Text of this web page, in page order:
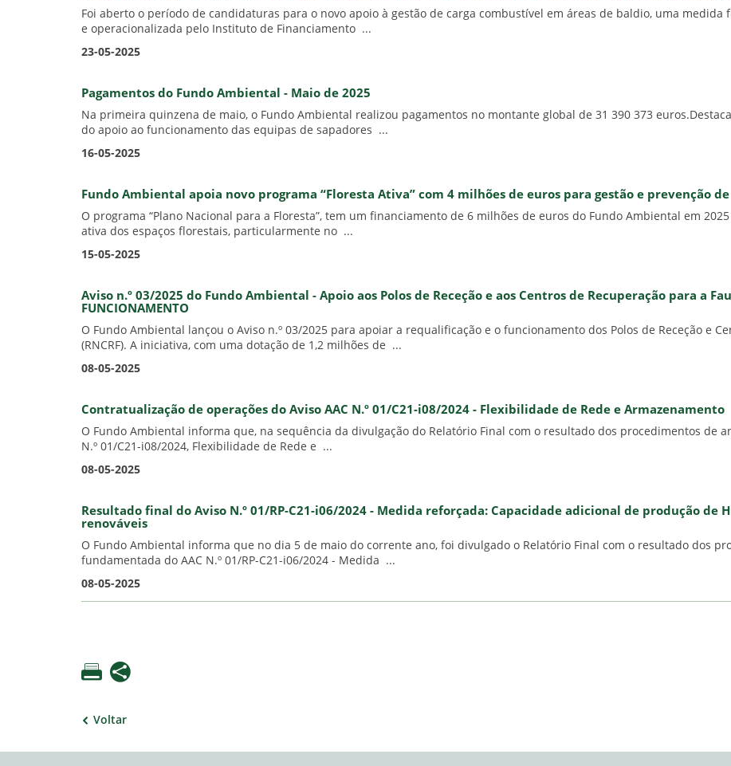
Foi aberto o período de candidaturas para o novo apoio à gestão de carga combustível em áreas de baldio, uma medida
e operacionalizada pelo Instituto de Financiamento ...
23-05-2025
Pagamentos do Fundo Ambiental - Maio de 2025
Na primeira quinzena de maio, o Fundo Ambiental realizou pagamentos no montante global de 31 390 373
do apoio ao funcionamento das equipas de sapadores ...
16-05-2025
Fundo Ambiental apoia novo programa “Floresta Ativa” com 4 milhões de euros para gestão e prevenção
O programa “Plano Nacional para a Floresta”, tem um financiamento de 6 milhões de euros do Fundo Ambiental em
ativa dos espaços florestais, particularmente no ...
15-05-2025
Aviso n.º 03/2025 do Fundo Ambiental - Apoio aos Polos de Receção e aos Centros de Recuperação para a
FUNCIONAMENTO
O Fundo Ambiental lançou o Aviso n.º 03/2025 para apoiar a requalificação e o funcionamento dos Polos de Receção e
(RNCRF). A iniciativa, com uma dotação de 1,2 milhões de ...
08-05-2025
Contratualização de operações do Aviso AAC N.º 01/C21-i08/2024 - Flexibilidade de Rede e Armazenamento
O Fundo Ambiental informa que, na sequência da divulgação do Relatório Final com o resultado dos procedimentos de
N.º 01/C21-i08/2024, Flexibilidade de Rede e ...
08-05-2025
Resultado final do Aviso N.º 01/RP-C21-i06/2024 - Medida reforçada: Capacidade adicional de produção de
renováveis
O Fundo Ambiental informa que no dia 5 de maio do corrente ano, foi divulgado o Relatório Final com o resultado dos
fundamentada do AAC N.º 01/RP-C21-i06/2024 - Medida ...
08-05-2025
Voltar